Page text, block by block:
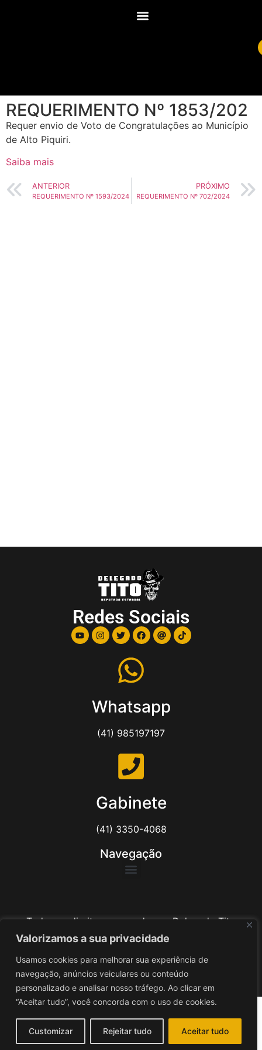
Valorizamos a sua privacidade
Usamos cookies para melhorar sua experiência de
navegação, anúncios veiculares ou conteúdo
personalizado e analisar nosso tráfego. Ao clicar em
“Aceitar tudo”, você concorda com o uso de cookies.
Customizar Rejeitar tudo Aceitar tudo
REQUERIMENTO Nº 1853/202
Requer envio de Voto de Congratulações ao Município
de Alto Piquiri.
Saiba mais
ANTERIOR
REQUERIMENTO Nº 1593/2024
PRÓXIMO
REQUERIMENTO Nº 702/2024
Redes Sociais
Whatsapp
(41) 985197197
Gabinete
(41) 3350-4068
Navegação
Todos os direitos reservados ao Delegado Tito
Barichello
Desenvolvido poriv3